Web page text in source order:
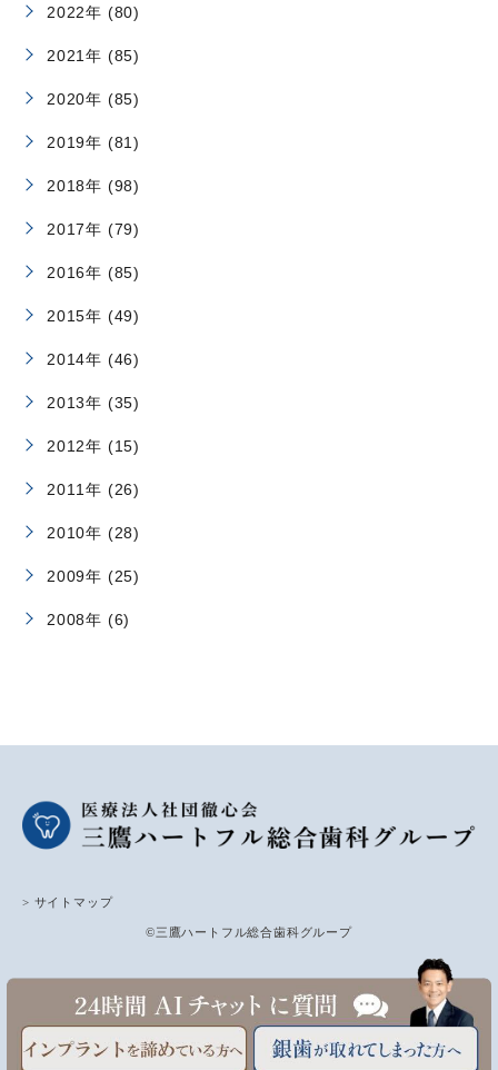
2022年 (80)
2021年 (85)
2020年 (85)
2019年 (81)
2018年 (98)
2017年 (79)
2016年 (85)
2015年 (49)
2014年 (46)
2013年 (35)
2012年 (15)
2011年 (26)
2010年 (28)
2009年 (25)
2008年 (6)
> サイトマップ
©三鷹ハートフル総合歯科グループ